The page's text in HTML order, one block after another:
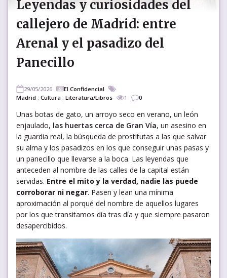
Leyendas y curiosidades del
callejero de Madrid: entre
Arenal y el pasadizo del
Panecillo
29/05/2026
El Confidencial
Madrid , Cultura , Literatura/Libros 1 0
Unas botas de gato, un arroyo seco en verano, un león
enjaulado, las huertas cerca de Gran Vía, un asesino en
la guardia real, la búsqueda de prostitutas a las que salvar
su alma y los pasadizos en los que conseguir unas pasas y
un panecillo que llevarse a la boca. Las leyendas que
anteceden al nombre de las calles de la capital están
servidas. Entre el mito y la verdad, nadie las puede
corroborar ni negar. Pasen y lean una mínima
aproximación al porqué del nombre de aquellos lugares
por los que transitamos día tras día y que siempre pasaron
desapercibidos.